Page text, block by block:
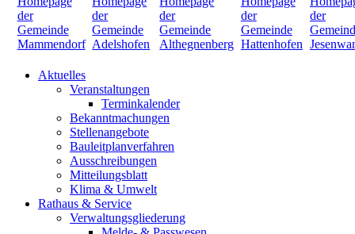
Aktuelles
Veranstaltungen
Terminkalender
Bekanntmachungen
Stellenangebote
Bauleitplanverfahren
Ausschreibungen
Mitteilungsblatt
Klima & Umwelt
Rathaus & Service
Verwaltungsgliederung